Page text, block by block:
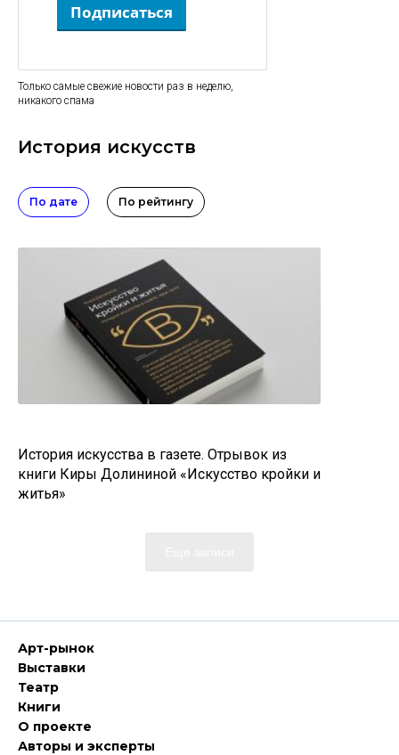
Подписаться
Только самые свежие новости раз в неделю,
никакого спама
История искусств
По дате По рейтингу
История искусства в газете. Отрывок из
книги Киры Долининой «Искусство кройки и
житья»
Арт-рынок
Выставки
Театр
Книги
О проекте
Авторы и эксперты